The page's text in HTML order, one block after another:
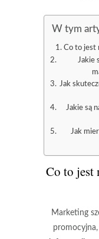
W tym
Co to jest
Jakie
Jak
Jakie są
Jak
Co to jest
Marketing